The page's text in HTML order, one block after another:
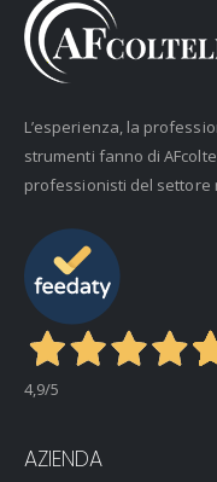
L’esperienza, la
strumenti fanno di
professionisti del settore
4,9/5
AZIENDA